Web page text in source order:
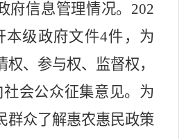
府信息管理情况。 202
本级政府文件4件，为
权、参与权、监督权，
社会公众征集意见。为
群众了解惠农惠民政策